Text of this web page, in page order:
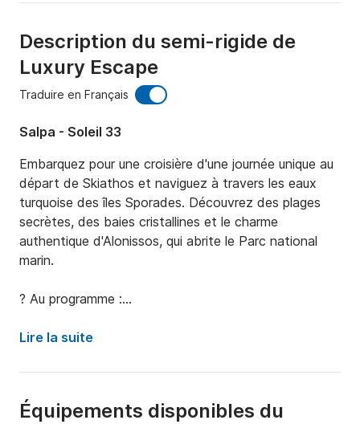
Description du semi-rigide de
Luxury Escape
Traduire en Français
Salpa - Soleil 33
Embarquez pour une croisière d'une journée unique au
départ de Skiathos et naviguez à travers les eaux
turquoise des îles Sporades. Découvrez des plages
secrètes, des baies cristallines et le charme
authentique d'Alonissos, qui abrite le Parc national
marin.
?️ Au programme :
Départ de Skiathos à 10h00
Baignade sur des plages isolées accessibles
uniquement par bateau
Lire la suite
Équipements disponibles du